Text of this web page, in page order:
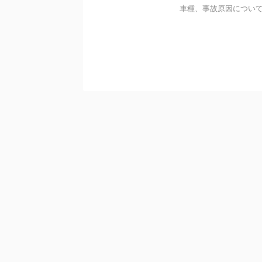
車種、事故原因につい